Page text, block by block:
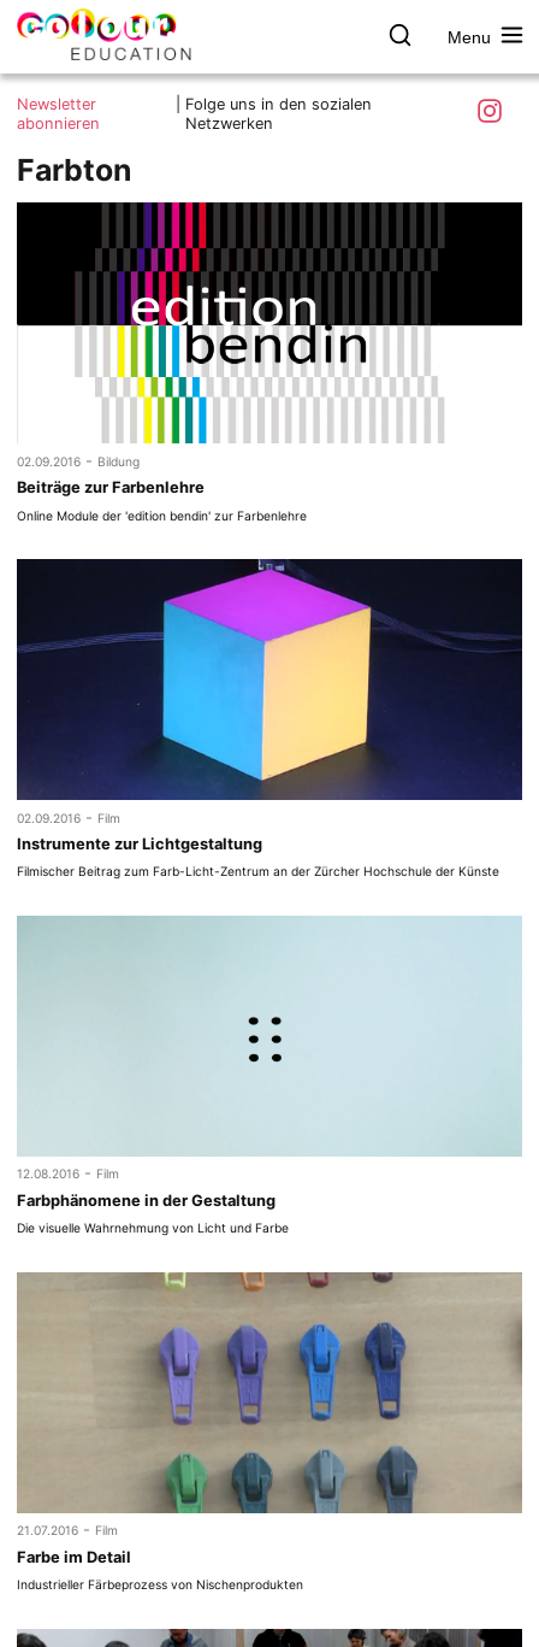
Skip
colour.education
Farbe
entdecken
Menu
Was ist colour.education?
Ziele und Mitmachen
Kontakt
Impressum
Newsletter
abonnieren
Folge uns in den sozialen
Netzwerken
Farbton
02.09.2016 - Bildung
Beiträge zur Farbenlehre
Online Module der 'edition bendin' zur Farbenlehre
02.09.2016 - Film
Instrumente zur Lichtgestaltung
Filmischer Beitrag zum Farb-Licht-Zentrum an der Zürcher Hochschule der Künste
12.08.2016 - Film
Farbphänomene in der Gestaltung
Die visuelle Wahrnehmung von Licht und Farbe
21.07.2016 - Film
Farbe im Detail
Industrieller Färbeprozess von Nischenprodukten